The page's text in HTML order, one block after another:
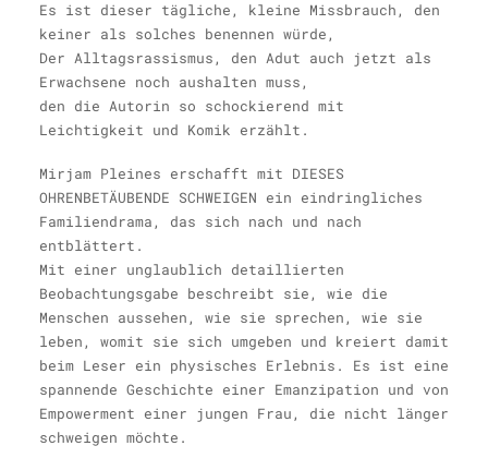
Es ist dieser tägliche, kleine Missbrauch, den
keiner als solches benennen würde,
Der Alltagsrassismus, den Adut auch jetzt als
Erwachsene noch aushalten muss,
den die Autorin so schockierend mit
Leichtigkeit und Komik erzählt.
Mirjam Pleines erschafft mit DIESES
OHRENBETÄUBENDE SCHWEIGEN ein eindringliches
Familiendrama, das sich nach und nach
entblättert.
Mit einer unglaublich detaillierten
Beobachtungsgabe beschreibt sie, wie die
Menschen aussehen, wie sie sprechen, wie sie
leben, womit sie sich umgeben und kreiert damit
beim Leser ein physisches Erlebnis. Es ist eine
spannende Geschichte einer Emanzipation und von
Empowerment einer jungen Frau, die nicht länger
schweigen möchte.